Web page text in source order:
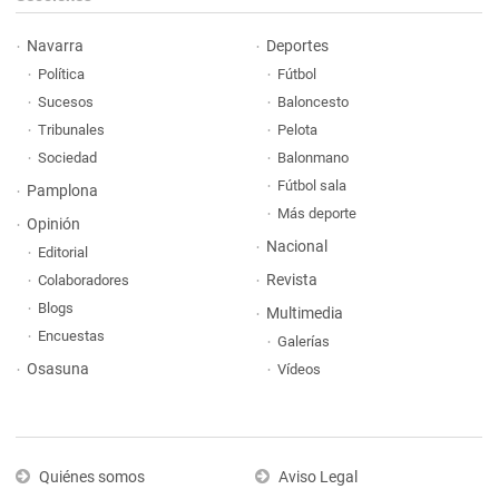
Navarra
Política
Sucesos
Tribunales
Sociedad
Pamplona
Opinión
Editorial
Colaboradores
Blogs
Encuestas
Osasuna
Deportes
Fútbol
Baloncesto
Pelota
Balonmano
Fútbol sala
Más deporte
Nacional
Revista
Multimedia
Galerías
Vídeos
Quiénes somos Aviso Legal